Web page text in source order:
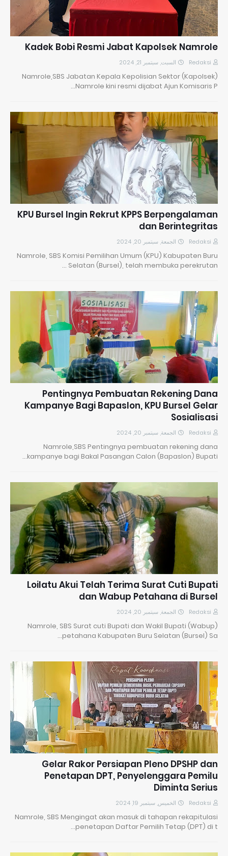
Kadek Bobi Resmi Jabat Kapolsek Namrole
Redaksi السبت, سبتمبر 21, 2024
Namrole,SBS Jabatan Kepala Kepolisian Sektor (Kapolsek)
Namrole kini resmi dijabat Ajun Komisaris P…
KPU Bursel Ingin Rekrut KPPS Berpengalaman
dan Berintegritas
Redaksi الجمعة, سبتمبر 20, 2024
Namrole, SBS Komisi Pemilihan Umum (KPU) Kabupaten Buru
Selatan (Bursel), telah membuka perekrutan …
Pentingnya Pembuatan Rekening Dana
Kampanye Bagi Bapaslon, KPU Bursel Gelar
Sosialisasi
Redaksi الجمعة, سبتمبر 20, 2024
Namrole,SBS Pentingnya pembuatan rekening dana
kampanye bagi Bakal Pasangan Calon (Bapaslon) Bupati…
Loilatu Akui Telah Terima Surat Cuti Bupati
dan Wabup Petahana di Bursel
Redaksi الجمعة, سبتمبر 20, 2024
Namrole, SBS Surat cuti Bupati dan Wakil Bupati (Wabup)
petahana Kabupaten Buru Selatan (Bursel) Sa…
Gelar Rakor Persiapan Pleno DPSHP dan
Penetapan DPT, Penyelenggara Pemilu
Diminta Serius
Redaksi الخميس, سبتمبر 19, 2024
Namrole, SBS Mengingat akan masuk di tahapan rekapitulasi
penetapan Daftar Pemilih Tetap (DPT) di t…